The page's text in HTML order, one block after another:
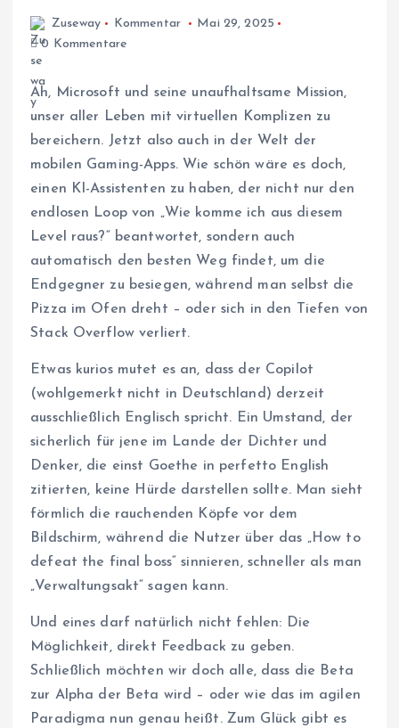
Zuseway Kommentar
Mai 29, 2025
0 Kommentare
Ah, Microsoft und seine unaufhaltsame Mission,
unser aller Leben mit virtuellen Komplizen zu
bereichern. Jetzt also auch in der Welt der
mobilen Gaming-Apps. Wie schön wäre es doch,
einen KI-Assistenten zu haben, der nicht nur den
endlosen Loop von „Wie komme ich aus diesem
Level raus?“ beantwortet, sondern auch
automatisch den besten Weg findet, um die
Endgegner zu besiegen, während man selbst die
Pizza im Ofen dreht – oder sich in den Tiefen von
Stack Overflow verliert.
Etwas kurios mutet es an, dass der Copilot
(wohlgemerkt nicht in Deutschland) derzeit
ausschließlich Englisch spricht. Ein Umstand, der
sicherlich für jene im Lande der Dichter und
Denker, die einst Goethe in perfetto English
zitierten, keine Hürde darstellen sollte. Man sieht
förmlich die rauchenden Köpfe vor dem
Bildschirm, während die Nutzer über das „How to
defeat the final boss“ sinnieren, schneller als man
„Verwaltungsakt“ sagen kann.
Und eines darf natürlich nicht fehlen: Die
Möglichkeit, direkt Feedback zu geben.
Schließlich möchten wir doch alle, dass die Beta
zur Alpha der Beta wird – oder wie das im agilen
Paradigma nun genau heißt. Zum Glück gibt es